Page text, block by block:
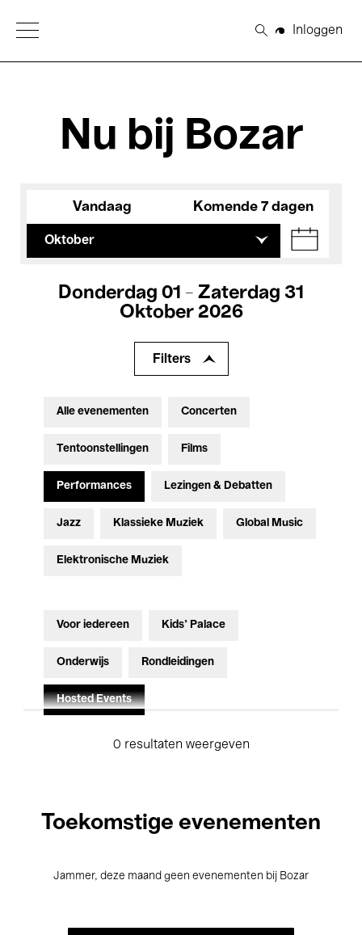
Open Menu
Zoeken
Inloggen
Nu bij Bozar
Vandaag Komende 7 dagen
Oktober
Donderdag 01 - Zaterdag 31
Oktober 2026
Filters
Alle evenementen Concerten
Tentoonstellingen Films
Performances Lezingen & Debatten
Jazz Klassieke Muziek Global Music
Elektronische Muziek
Voor iedereen Kids’ Palace
Onderwijs Rondleidingen
Hosted Events
0 resultaten weergeven
Toekomstige evenementen
Jammer, deze maand geen evenementen bij Bozar